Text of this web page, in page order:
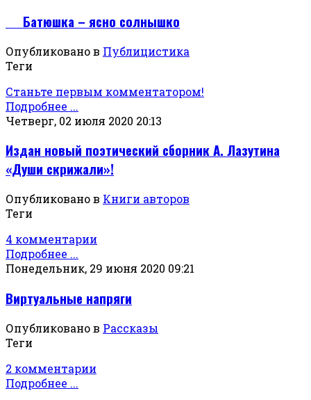
Батюшка – ясно солнышко
Опубликовано в Публицистика
Теги
Станьте первым комментатором!
Подробнее ...
Четверг, 02 июля 2020 20:13
Издан новый поэтический сборник А. Лазутина
«Души скрижали»!
Опубликовано в Книги авторов
Теги
4 комментарии
Подробнее ...
Понедельник, 29 июня 2020 09:21
Виртуальные напряги
Опубликовано в Рассказы
Теги
2 комментарии
Подробнее ...